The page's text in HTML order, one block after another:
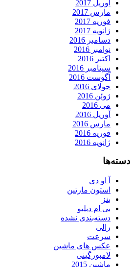
آوریل 2017
مارس 2017
فوریه 2017
ژانویه 2017
دسامبر 2016
نوامبر 2016
اکتبر 2016
سپتامبر 2016
آگوست 2016
جولای 2016
ژوئن 2016
می 2016
آوریل 2016
مارس 2016
فوریه 2016
ژانویه 2016
دسته‌ها
آ او دی
استون مارتین
بنز
بی ام دبلیو
دسته‌بندی نشده
رالی
سرعت
عکس های ماشین
لامبورگینی
ماشین 2015